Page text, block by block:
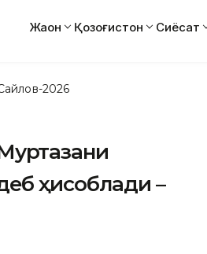
Жаҳон Қозоғистон Сиёсат
2026
ҳисоблади –